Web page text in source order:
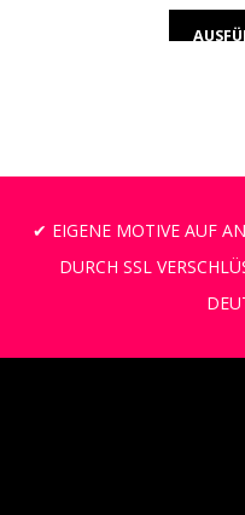
✔ EIGENE MOTIVE AUF
DURCH SSL